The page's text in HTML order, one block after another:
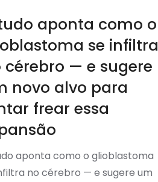
aponta como o
se infiltra
cérebro — e sugere
novo alvo para
frear essa
aponta como o glioblastoma
no cérebro — e sugere um